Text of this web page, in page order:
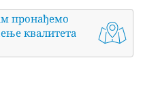
пронађемо
квалитета